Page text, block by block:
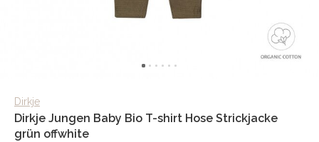
Dirkje
Dirkje Jungen Baby Bio T-shirt Hose Strickjacke
grün offwhite